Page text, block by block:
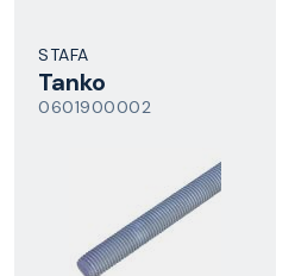
STAFA
Tanko
0601900002